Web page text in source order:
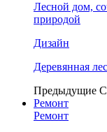
Лесной дом,
природой
Дизайн
Деревянная
Предыдущие
Ремонт
Ремонт